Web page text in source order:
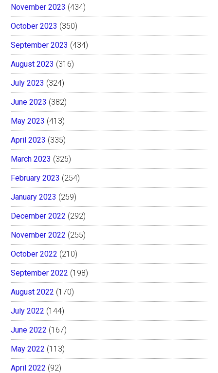
November 2023 (434)
October 2023 (350)
September 2023 (434)
August 2023 (316)
July 2023 (324)
June 2023 (382)
May 2023 (413)
April 2023 (335)
March 2023 (325)
February 2023 (254)
January 2023 (259)
December 2022 (292)
November 2022 (255)
October 2022 (210)
September 2022 (198)
August 2022 (170)
July 2022 (144)
June 2022 (167)
May 2022 (113)
April 2022 (92)